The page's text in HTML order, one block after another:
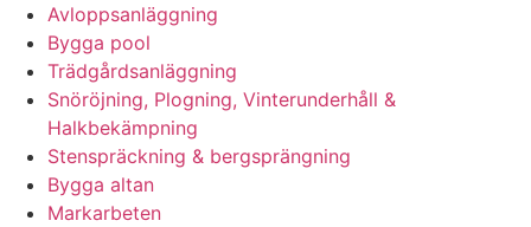
Avloppsanläggning
Bygga pool
Trädgårdsanläggning
Snöröjning, Plogning, Vinterunderhåll &
Halkbekämpning
Stenspräckning & bergsprängning
Bygga altan
Markarbeten